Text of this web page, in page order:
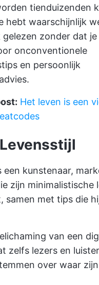
tienduizenden
hebt waarschijnlijk
gelezen zonder dat
onconventionele
en persoonlijk
Het leven is een
een kunstenaar,
zijn minimalistische
samen met tips die
van een
zelfs lezers en
over waar zijn